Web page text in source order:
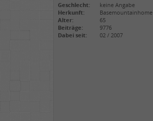
Geschlecht:
keine Angabe
Herkunft:
Basemountainhome
Alter:
65
Beiträge:
9776
Dabei seit:
02 / 2007